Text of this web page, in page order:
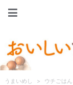
うまいめし > ウチごはん